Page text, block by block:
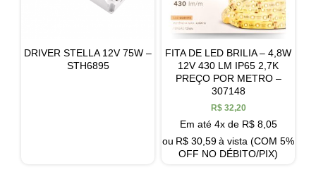
DRIVER STELLA 12V 75W –
STH6895
FITA DE LED BRILIA – 4,8W
12V 430 LM IP65 2,7K
PREÇO POR METRO –
307148
R$32,20
Em até 4x de R$8,05
ou R$ 30,59à vista (COM 5%
OFF NO DÉBITO/PIX)